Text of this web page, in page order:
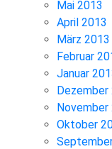
Mai 2013
April 2013
März 2013
Februar
Januar
Dezember
November
Oktober